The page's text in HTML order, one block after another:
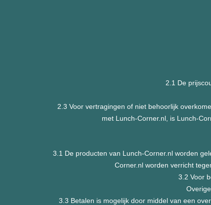
2.1 De
2.3 Voor vertragingen of niet behoorlijk
met Lunch-Corner.nl, is Lunch-
3.1 De producten van Lunch-Corner.nl worden
Corner.nl worden verricht
3.2 Voor
3.3 Betalen is mogelijk door middel van een